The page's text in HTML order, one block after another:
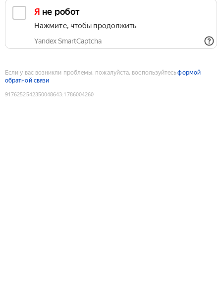
Я не робот
Нажмите, чтобы продолжить
Yandex SmartCaptcha
Если у вас возникли проблемы, пожалуйста, воспользуйтесьформой
обратной связи
9176252542350048643:1786004260